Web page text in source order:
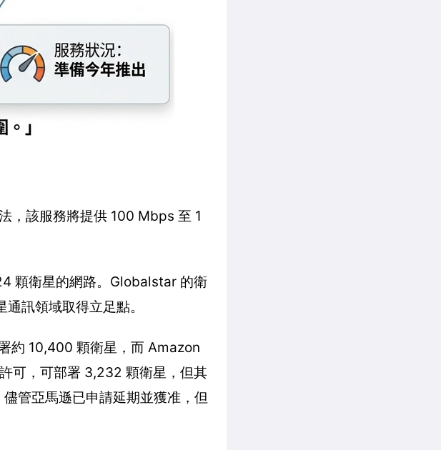
，該服務將提供 100 Mbps 至 1
顆衛星的網路。Globalstar 的衛
訊領域取得立足點。
約 10,400 顆衛星，而 Amazon
可，可部署 3,232 顆衛星，但其
管亞馬遜已申請延期並獲准，但